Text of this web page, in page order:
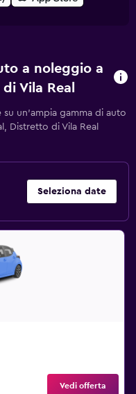
a noleggio a
Vila Real
un'ampia gamma di auto
Distretto di Vila Real
Seleziona date
Vedi offerta